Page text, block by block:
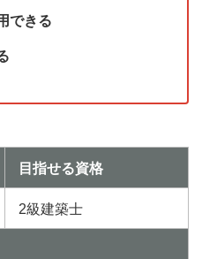
できる
目指せる資格
2級建築士